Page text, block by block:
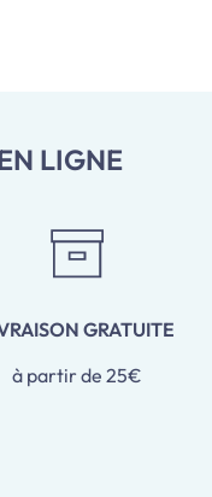
LIGNE
GRATUITE
à partir de 25€